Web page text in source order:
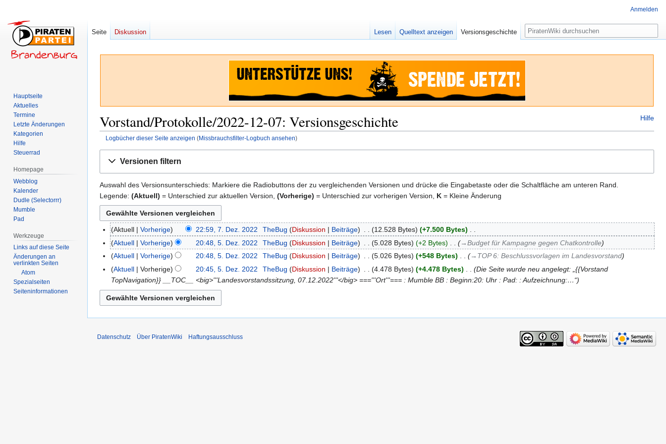
Hilfe
Vorstand/Protokolle/2022-12-07: Versionsgeschichte
Logbücher dieser Seite anzeigen (Missbrauchsfilter-Logbuch ansehen)
Navigation
Suche
Versionen filtern
Auswahl des Versionsunterschieds: Markiere die Radiobuttons der zu vergleichenden Versionen und drücke die Eingabetaste oder die Schaltfläche am unteren Rand.
Legende: (Aktuell) = Unterschied zur aktuellen Version, (Vorherige) = Unterschied zur vorherigen Version, K = Kleine Änderung
7.
Dezember
2022
Aktuell Vorherige 22:59, 7. Dez. 2022 TheBug Diskussion Beiträge 12.528 Bytes +7.500 Bytes
K
e
i
n
e
B
e
a
b
5.
Dezember
2022
Aktuell Vorherige 20:48, 5. Dez. 2022 TheBug Diskussion Beiträge 5.028 Bytes +2 Bytes
→‎Budget für Kampagne gegen Chatkontrolle
Aktuell
Vorherige 20:48, 5. Dez. 2022 TheBug Diskussion Beiträge 5.026 Bytes +548 Bytes
→‎TOP 6: Beschlussvorlagen im Landesvorstand
Aktuell
Vorherige 20:45, 5. Dez. 2022 TheBug Diskussion Beiträge 4.478 Bytes +4.478 Bytes
Die Seite wurde neu angelegt: „{{Vorstand
TopNavigation}} __TOC__ <big>'''Landesvorstandssitzung, 07.12.2022'''</big> ==='''Ort'''=== : Mumble BB : Beginn:20: Uhr : Pad: : Aufzeichnung:…“
Anmelden
Seite Diskussion Lesen Quelltext anzeigen Versionsgeschichte Suche
Hauptseite
Aktuelles
Termine
Letzte Änderungen
Kategorien
Hilfe
Steuerrad
Homepage
Webblog
Kalender
Dudle (Selectorrr)
Mumble
Pad
Werkzeuge
Links auf diese Seite
Änderungen an
verlinkten Seiten
Atom
Spezialseiten
Seiten­­informationen
Datenschutz Über PiratenWiki Haftungsausschluss